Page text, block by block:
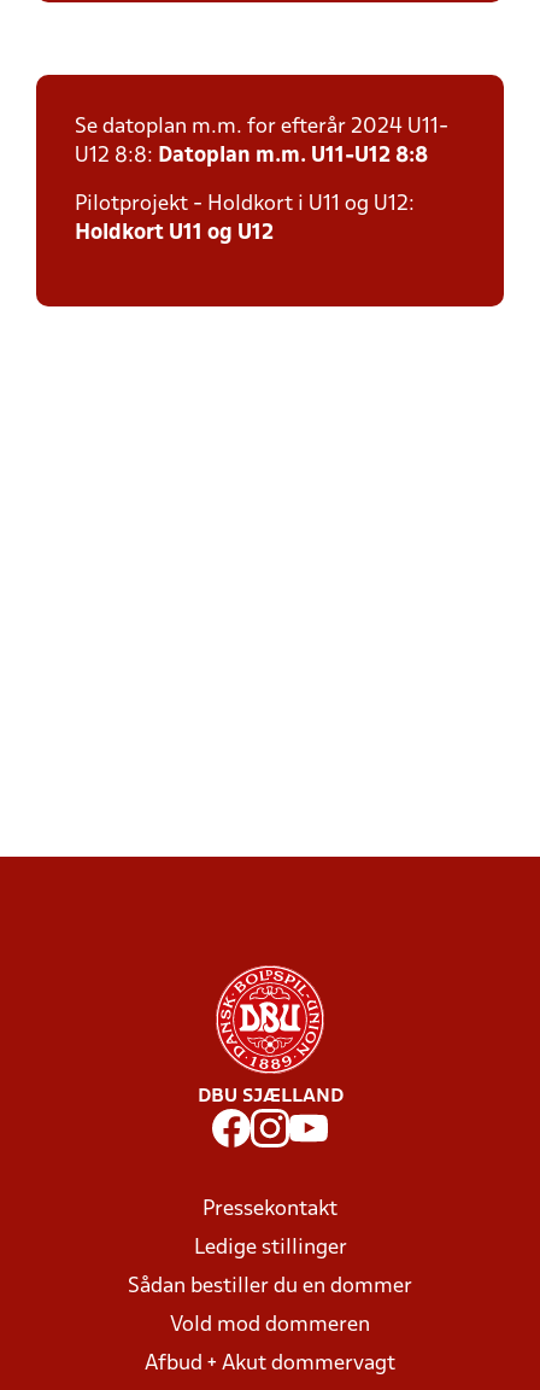
Se datoplan m.m. for efterår 2024 U11-
U12 8:8: Datoplan m.m. U11-U12 8:8
Pilotprojekt - Holdkort i U11 og U12:
Holdkort U11 og U12
DBU SJÆLLAND
Pressekontakt
Ledige stillinger
Sådan bestiller du en dommer
Vold mod dommeren
Afbud + Akut dommervagt